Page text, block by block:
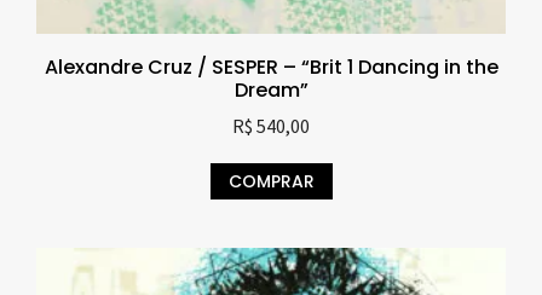
Alexandre Cruz / SESPER – “Brit 1 Dancing in the
Dream”
R$ 540,00
COMPRAR